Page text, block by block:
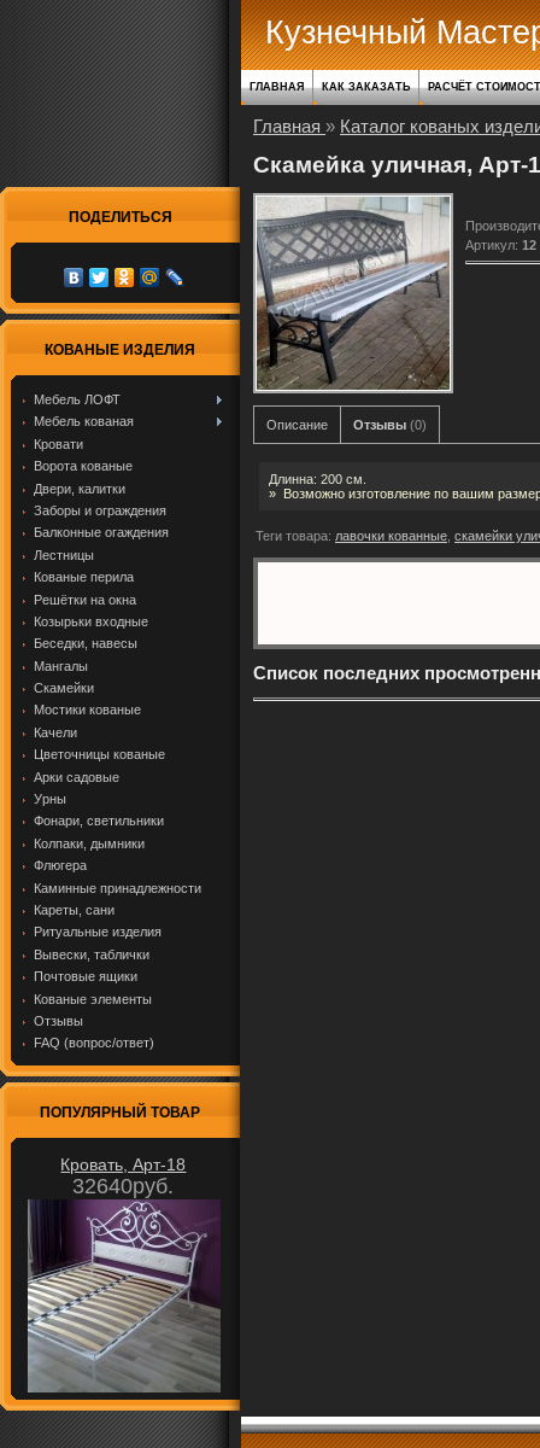
ПОДЕЛИТЬСЯ
КОВАНЫЕ ИЗДЕЛИЯ
Мебель ЛОФТ
Мебель кованая
Кровати
Ворота кованые
Двери, калитки
Заборы и ограждения
Балконные огаждения
Лестницы
Кованые перила
Решётки на окна
Козырьки входные
Беседки, навесы
Мангалы
Скамейки
Мостики кованые
Качели
Цветочницы кованые
Арки садовые
Урны
Фонари, светильники
Колпаки, дымники
Флюгера
Каминные принадлежности
Кареты, сани
Ритуальные изделия
Вывески, таблички
Почтовые ящики
Кованые элементы
Отзывы
FAQ (вопрос/ответ)
ПОПУЛЯРНЫЙ ТОВАР
Кровать, Арт-18
32640руб.
Кузнечный
ГЛАВНАЯ КАК ЗАКАЗАТЬ РАСЧЁТ
Главная » Каталог кованых
Скамейка уличная, Арт-
Артикул: 12
Описание Отзывы (0)
Длинна: 200 см.
» Возможно изготовление по вашим
Теги товара: лавочки кованные скамейки
Список последних